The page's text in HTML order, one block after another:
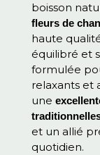
boisson
fleurs de
haute
équilibré et
formulée
relaxants et
une
et un allié
quotidien.